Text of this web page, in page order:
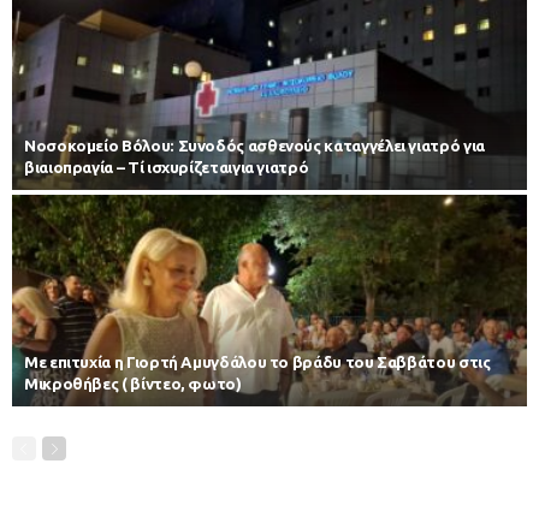
Νοσοκομείο Βόλου: Συνοδός ασθενούς καταγγέλει γιατρό για
βιαιοπραγία – Τί ισχυρίζεταιγια γιατρό
Με επιτυχία η Γιορτή Αμυγδάλου το βράδυ του Σαββάτου στις
Μικροθήβες ( βίντεο, φωτο)